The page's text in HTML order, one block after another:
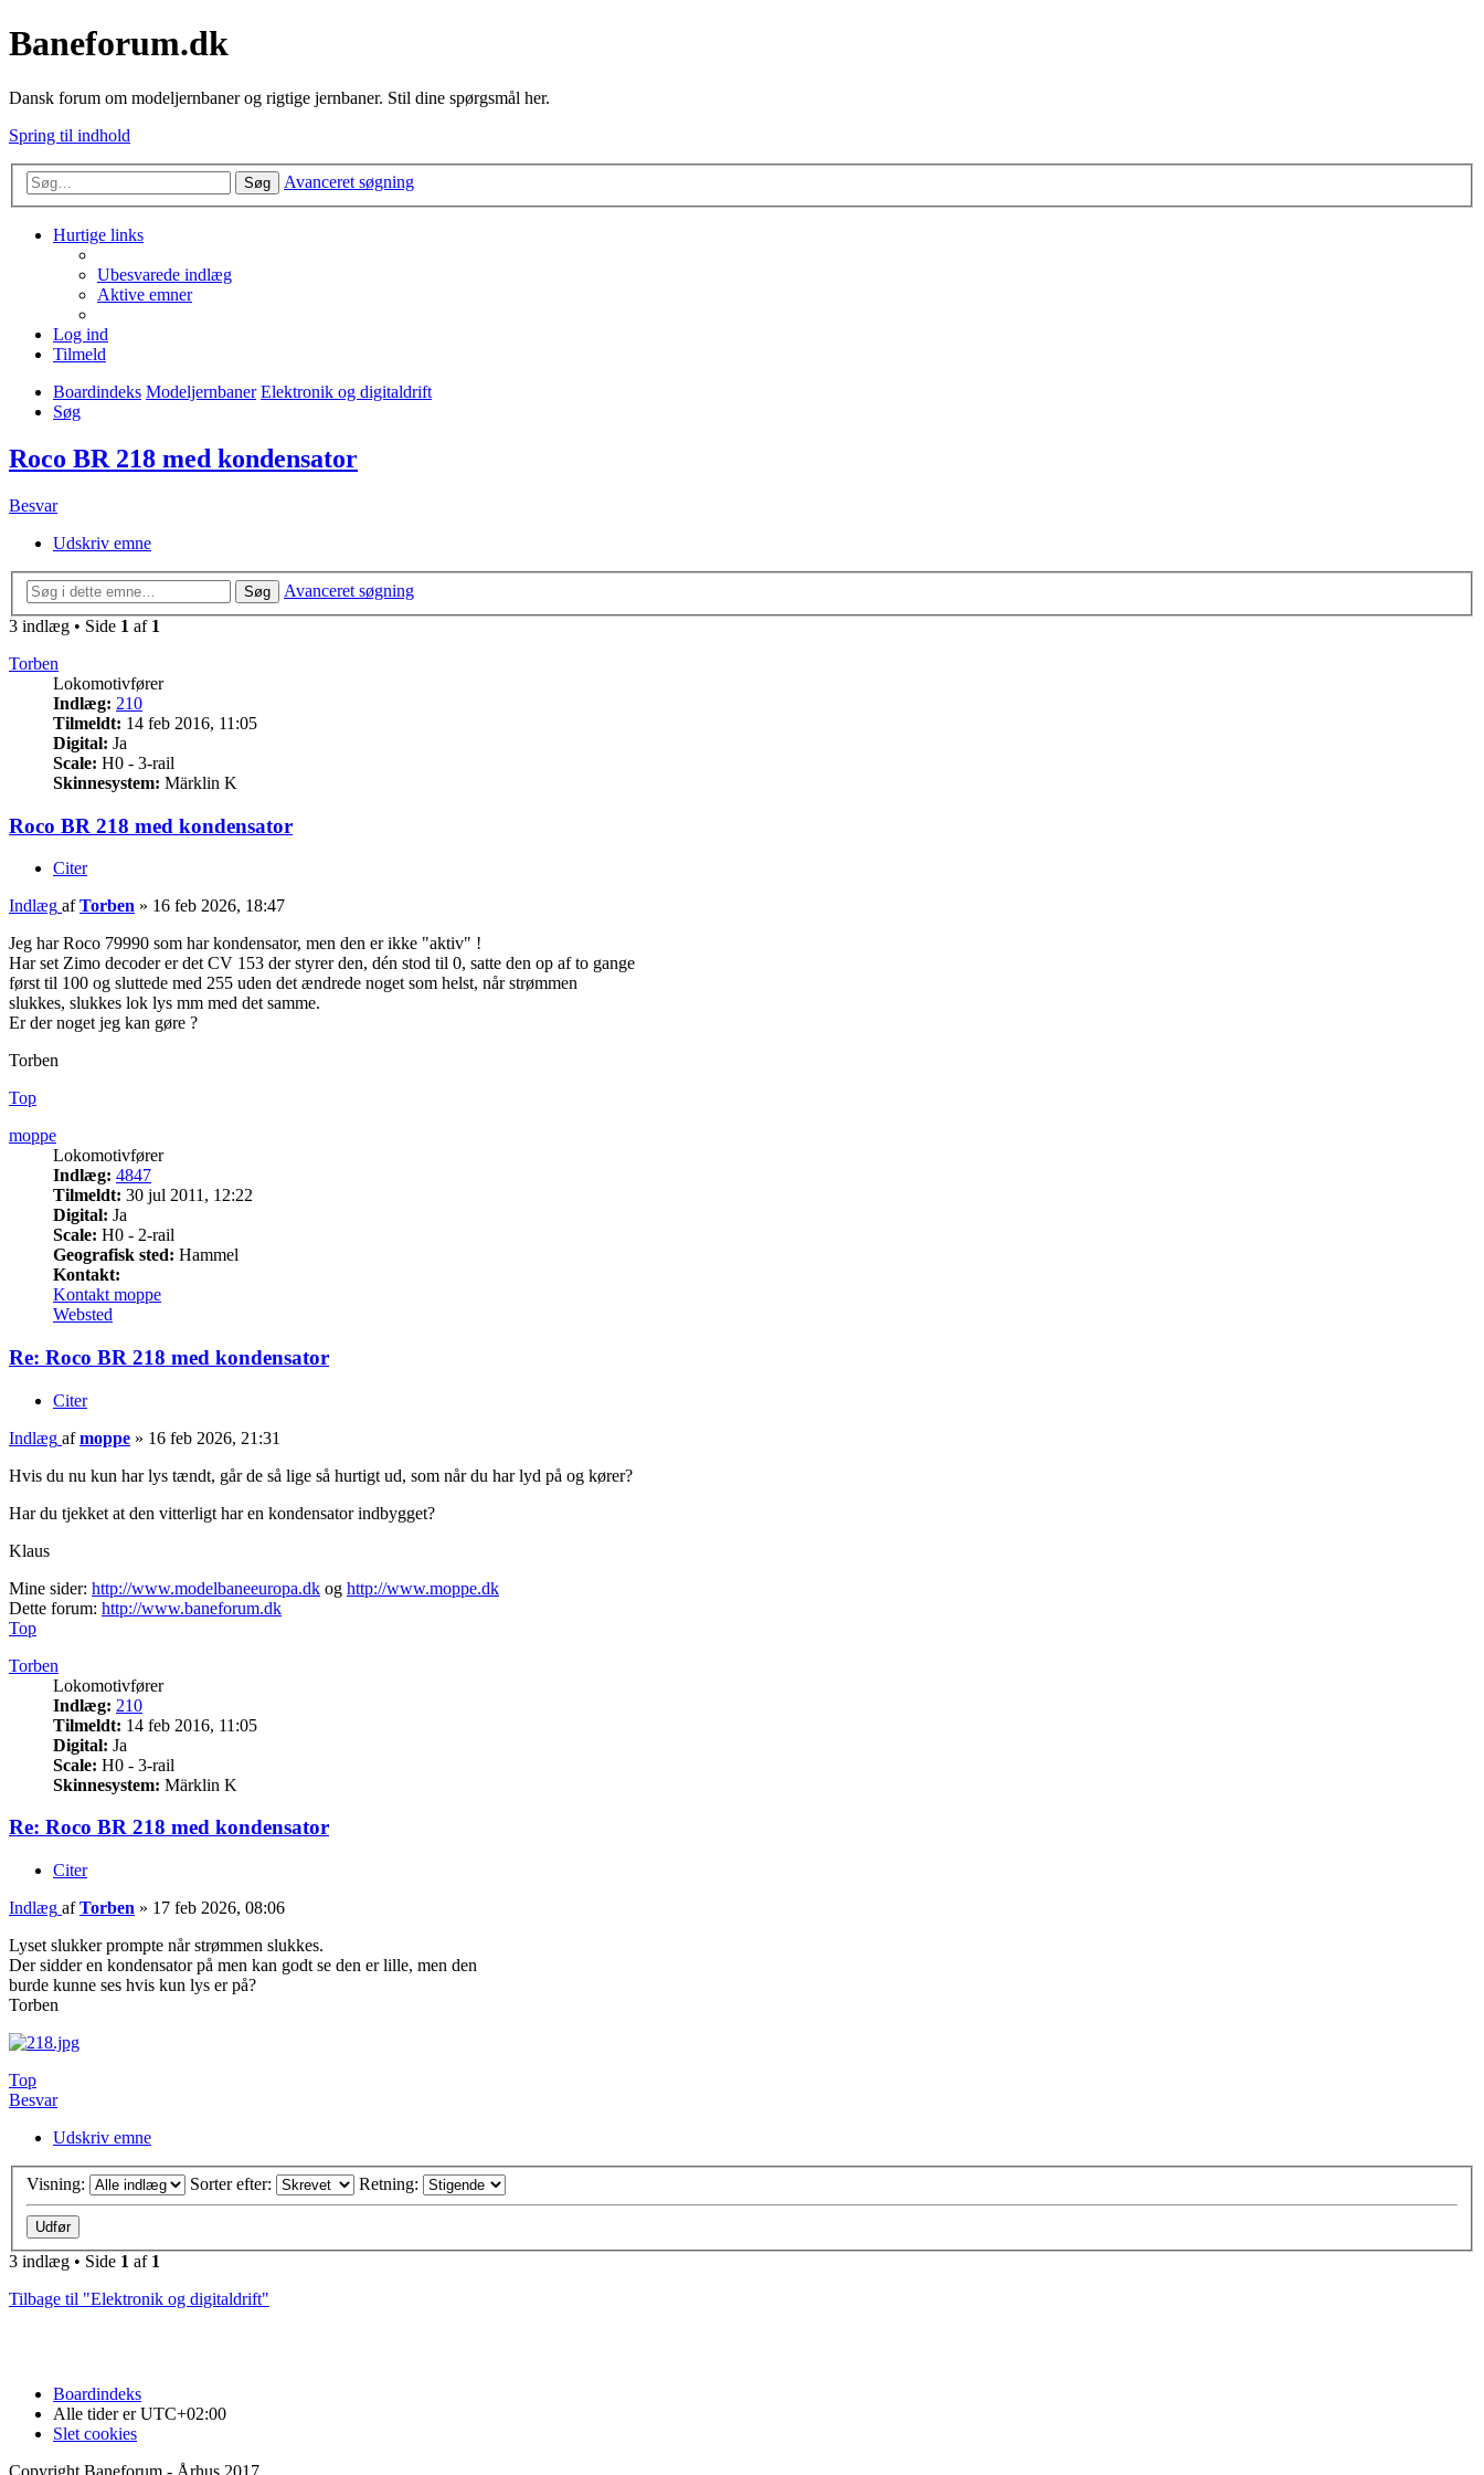
Baneforum.dk
Dansk forum om modeljernbaner og rigtige jernbaner. Stil dine spørgsmål her.
Spring til indhold
Søg Avanceret søgning
Hurtige links
Ubesvarede indlæg
Aktive emner
Log ind
Tilmeld
Boardindeks Modeljernbaner Elektronik og digitaldrift
Søg
Roco BR 218 med kondensator
Besvar
Udskriv emne
Søg
Avanceret søgning
3 indlæg • Side 1 af 1
Torben
Lokomotivfører
Indlæg: 210
Tilmeldt: 14 feb 2016, 11:05
Digital: Ja
Scale: H0 - 3-rail
Skinnesystem: Märklin K
Roco BR 218 med kondensator
Citer
Indlæg afTorben » 16 feb 2026, 18:47
Jeg har Roco 79990 som har kondensator, men den er ikke "aktiv" !
Har set Zimo decoder er det CV 153 der styrer den, dén stod til 0, satte den op af to gange
først til 100 og sluttede med 255 uden det ændrede noget som helst, når strømmen
slukkes, slukkes lok lys mm med det samme.
Er der noget jeg kan gøre ?
Torben
Top
moppe
Lokomotivfører
Indlæg: 4847
Tilmeldt: 30 jul 2011, 12:22
Digital: Ja
Scale: H0 - 2-rail
Geografisk sted: Hammel
Kontakt:
Kontakt moppe
Websted
Re: Roco BR 218 med kondensator
Citer
Indlæg afmoppe » 16 feb 2026, 21:31
Hvis du nu kun har lys tændt, går de så lige så hurtigt ud, som når du har lyd på og kører?
Har du tjekket at den vitterligt har en kondensator indbygget?
Klaus
Mine sider: http://www.modelbaneeuropa.dk og http://www.moppe.dk
Dette forum: http://www.baneforum.dk
Top
Torben
Lokomotivfører
Indlæg: 210
Tilmeldt: 14 feb 2016, 11:05
Digital: Ja
Scale: H0 - 3-rail
Skinnesystem: Märklin K
Re: Roco BR 218 med kondensator
Citer
Indlæg afTorben » 17 feb 2026, 08:06
Lyset slukker prompte når strømmen slukkes.
Der sidder en kondensator på men kan godt se den er lille, men den
burde kunne ses hvis kun lys er på?
Torben
Top
Besvar
Udskriv emne
Visning: Sorter efter: Retning:
3 indlæg • Side 1 af 1
Tilbage til "Elektronik og digitaldrift"
Boardindeks
Alle tider erUTC+02:00
Slet cookies
Copyright Baneforum - Århus 2017